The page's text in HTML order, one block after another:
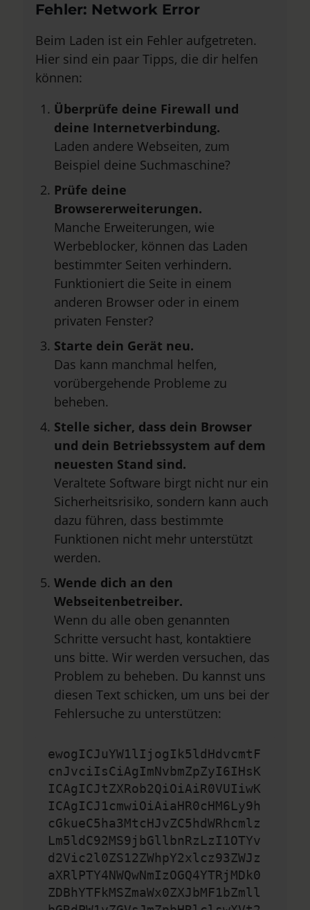
Fehler: Network Error
Beim Laden ist ein Fehler aufgetreten.
Hier sind ein paar Tipps, die dir helfen
können:
Überprüfe deine Firewall und
deine Internetverbindung.
Laden andere Webseiten, zum
Beispiel deine Suchmaschine?
Prüfe deine
Browsererweiterungen.
Manche Erweiterungen, wie
Werbeblocker, können das Laden
bestimmter Seiten verhindern.
Funktioniert die Seite in einem
anderen Browser oder in einem
privaten Fenster?
Starte dein Gerät neu.
Das kann manchmal helfen,
vorübergehende Probleme zu
beheben.
Stelle sicher, dass dein Browser
und dein Betriebssystem auf dem
neuesten Stand sind.
Veraltete Software birgt nicht nur ein
Sicherheitsrisiko, sondern kann auch
dazu führen, dass bestimmte
Funktionen nicht mehr unterstützt
werden.
Wende dich an den
Webseitenbetreiber.
Wenn du alle oben genannten
Schritte versucht hast, kontaktiere
uns bitte. Wir werden versuchen, das
Problem zu beheben. Du kannst uns
diesen Text schicken, um uns bei der
Fehlersuche zu unterstützen:
ewogICJuYW1lIjogIk5ldHdvcmtF
cnJvciIsCiAgImNvbmZpZyI6IHsK
ICAgICJtZXRob2QiOiAiR0VUIiwK
ICAgICJ1cmwiOiAiaHR0cHM6Ly9h
cGkueC5ha3MtcHJvZC5hdWRhcmlz
Lm5ldC92MS9jbGllbnRzLzI1OTYv
d2Vic2l0ZS12ZWhpY2xlcz93ZWJz
aXRlPTY4NWQwNmIzOGQ4YTRjMDk0
ZDBhYTFkMSZmaWx0ZXJbMF1bZmll